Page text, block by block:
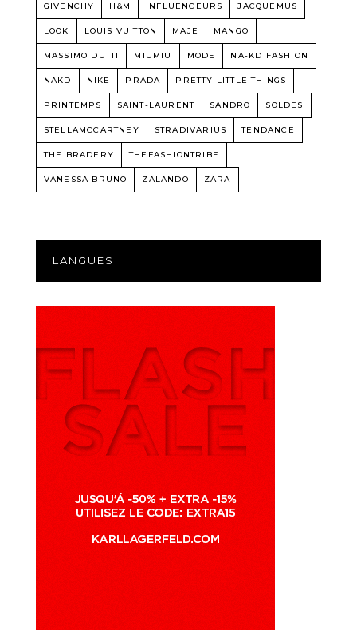
GIVENCHY H&M INFLUENCEURS JACQUEMUS
LOOK LOUIS VUITTON MAJE MANGO
MASSIMO DUTTI MIUMIU MODE NA-KD FASHION
NAKD NIKE PRADA PRETTY LITTLE THINGS
PRINTEMPS SAINT-LAURENT SANDRO SOLDES
STELLAMCCARTNEY STRADIVARIUS TENDANCE
THE BRADERY THEFASHIONTRIBE
VANESSA BRUNO ZALANDO ZARA
LANGUES